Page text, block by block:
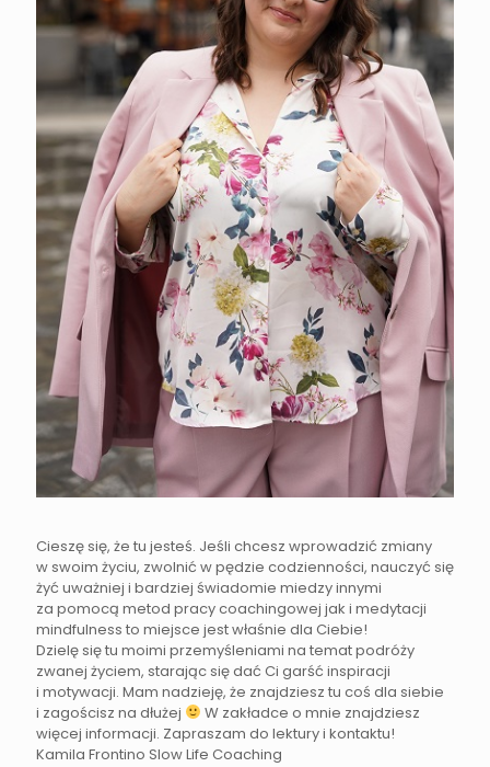
Cieszę się, że tu jesteś. Jeśli chcesz wprowadzić zmiany
w swoim życiu, zwolnić w pędzie codzienności, nauczyć się
żyć uważniej i bardziej świadomie miedzy innymi
za pomocą metod pracy coachingowej jak i medytacji
mindfulness to miejsce jest właśnie dla Ciebie!
Dzielę się tu moimi przemyśleniami na temat podróży
zwanej życiem, starając się dać Ci garść inspiracji
i motywacji. Mam nadzieję, że znajdziesz tu coś dla siebie
i zagościsz na dłużej
W zakładce o mnie znajdziesz
więcej informacji. Zapraszam do lektury i kontaktu!
Kamila Frontino Slow Life Coaching